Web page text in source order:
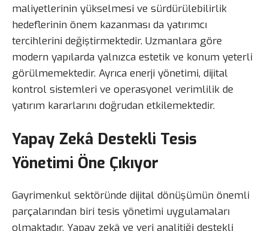
maliyetlerinin yükselmesi ve sürdürülebilirlik
hedeflerinin önem kazanması da yatırımcı
tercihlerini değiştirmektedir. Uzmanlara göre
modern yapılarda yalnızca estetik ve konum yeterli
görülmemektedir. Ayrıca enerji yönetimi, dijital
kontrol sistemleri ve operasyonel verimlilik de
yatırım kararlarını doğrudan etkilemektedir.
Yapay Zekâ Destekli Tesis
Yönetimi Öne Çıkıyor
Gayrimenkul sektöründe dijital dönüşümün önemli
parçalarından biri tesis yönetimi uygulamaları
olmaktadır. Yapay zekâ ve veri analitiği destekli